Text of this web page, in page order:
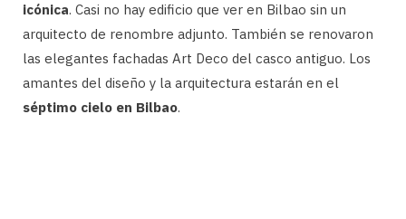
icónica. Casi no hay edificio que ver en Bilbao sin un
arquitecto de renombre adjunto. También se renovaron
las elegantes fachadas Art Deco del casco antiguo. Los
amantes del diseño y la arquitectura estarán en el
séptimo cielo en Bilbao.